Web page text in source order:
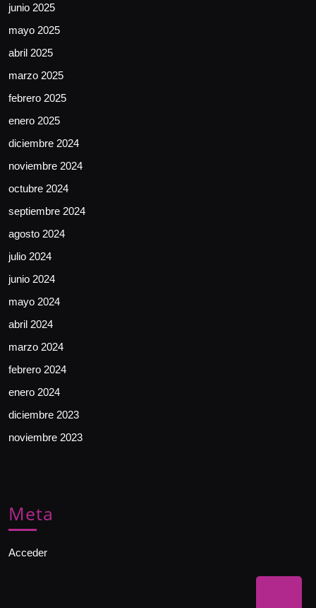
junio 2025
mayo 2025
abril 2025
marzo 2025
febrero 2025
enero 2025
diciembre 2024
noviembre 2024
octubre 2024
septiembre 2024
agosto 2024
julio 2024
junio 2024
mayo 2024
abril 2024
marzo 2024
febrero 2024
enero 2024
diciembre 2023
noviembre 2023
Meta
Acceder